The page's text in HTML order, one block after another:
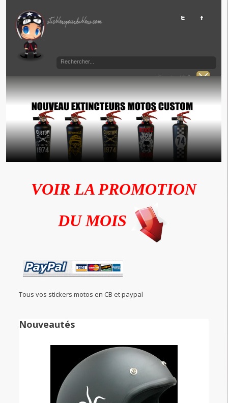
Panier Vide
VOIR LA PROMOTION
DU MOIS
Tous vos stickers motos en CB et paypal
Nouveautés